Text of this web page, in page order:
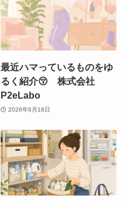
最近ハマっているものをゆ
るく紹介😚 株式会社
P2eLabo
2026年6月18日